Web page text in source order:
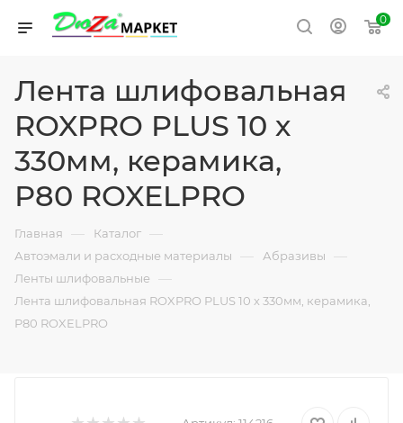
0
Лента шлифовальная
ROXPRO PLUS 10 х
330мм, керамика,
Р80 ROXELPRO
Главная — Каталог —
Автоэмали и расходные материалы — Абразивы —
Ленты шлифовальные —
Лента шлифовальная ROXPRO PLUS 10 х 330мм, керамика,
Р80 ROXELPRO